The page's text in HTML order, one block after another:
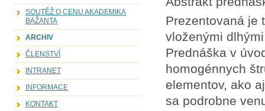
SOUTĚŽ O CENU AKADEMIKA
BAŽANTA
ARCHIV
ČLENSTVÍ
INTRANET
INFORMACE
KONTAKT
Prezentovaná je
vloženými
Prednáška v
homogénnych
elementov, ako
sa podrobne